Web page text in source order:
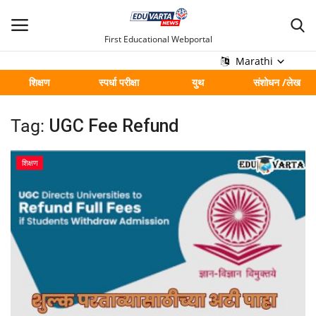
First Educational Webportal
Marathi
शिक्षण
स्पर्धा परीक्षा युथ संशोधन /लेख
मुख्य
Contact
शिक्षण
स्पर्धा परीक्षा
युथ
संशोधन /लेख
Tag: UGC Fee Refund
शिक्षण